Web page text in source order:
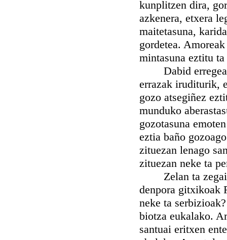
kunplitzen dira,
azkenera, etxera
maitetasuna,
gordetea.
mintasuna eztitu
Dabid erregea
errazak iruditurik,
gozo atsegiñez
munduko
gozotasuna
eztia baño
zituezan lenago
zituezan neke ta
Zelan ta zegaiti
denpora gitxikoak
neke ta
biotza eukalako.
santuai eritxen